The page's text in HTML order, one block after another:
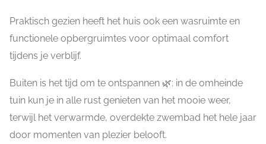
Praktisch gezien heeft het huis ook een wasruimte en
functionele opbergruimtes voor optimaal comfort
tijdens je verblijf.
Buiten is het tijd om te ontspannen 🌿: in de omheinde
tuin kun je in alle rust genieten van het mooie weer,
terwijl het verwarmde, overdekte zwembad het hele jaar
door momenten van plezier belooft.